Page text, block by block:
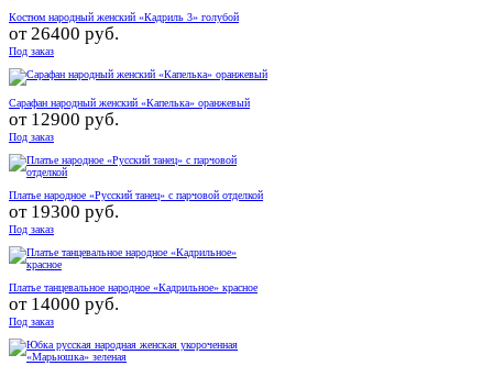
Костюм народный женский «Кадриль 3» голубой
от26400 руб.
Под заказ
Сарафан народный женский «Капелька» оранжевый
от 12900 руб.
Под заказ
Платье народное «Русский танец» с парчовой отделкой
от 19300 руб.
Под заказ
Платье танцевальное народное «Кадрильное» красное
от 14000 руб.
Под заказ